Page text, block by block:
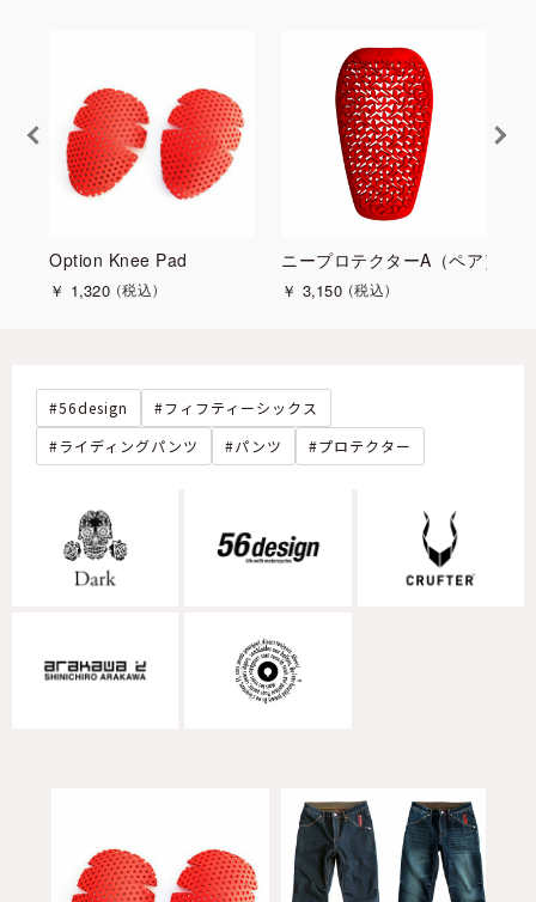
Option Knee Pad
￥ 1,320 税込
ニープロテクターA（ペア）
￥ 3,150 税込
56design
フィフティーシックス
ライディングパンツ
パンツ プロテクター